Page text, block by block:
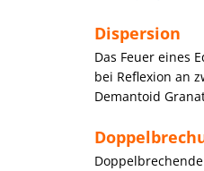
Dispersion
Das Feuer eines
bei Reflexion an
Demantoid